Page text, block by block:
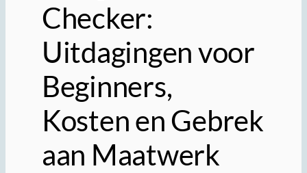
Checker:
Uitdagingen voor
Beginners,
Kosten en Gebrek
aan Maatwerk